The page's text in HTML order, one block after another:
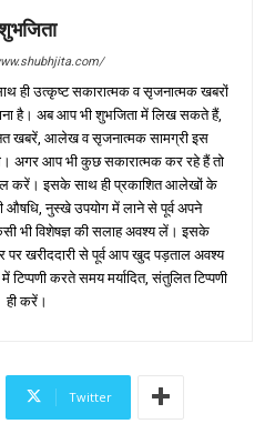
ही उत्कृष्ट सकारात्मक व सृजनात्मक खबरों
है। अब आप भी शुभजिता में लिख सकते हैं,
खबरें, आलेख व सृजनात्मक सामग्री इस
अगर आप भी कुछ सकारात्मक कर रहे हैं तो
करें। इसके साथ ही प्रकाशित आलेखों के
औषधि, नुस्खे उपयोग में लाने से पूर्व अपने
भी विशेषज्ञ की सलाह अवश्य लें। इसके
खरीददारी से पूर्व आप खुद पड़ताल अवश्य
करते समय मर्यादित, संतुलित टिप्पणी
ही करें।
Twitter